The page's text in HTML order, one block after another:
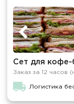
Сет для кофе-
Заказ за 12 часов
Логистика